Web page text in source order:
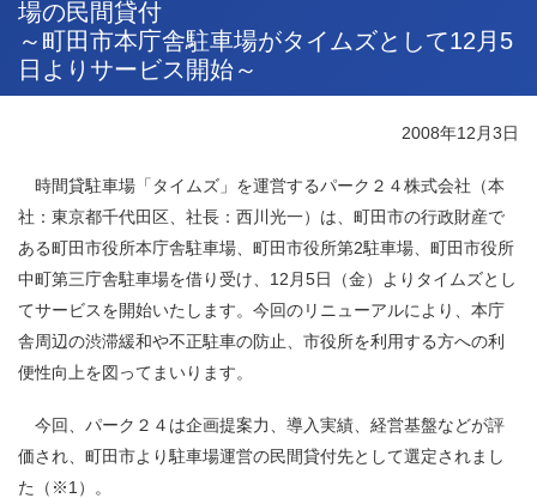
場の民間貸付
～町田市本庁舎駐車場がタイムズとして12月5
日よりサービス開始～
2008年12月3日
時間貸駐車場「タイムズ」を運営するパーク２４株式会社 （本
社：東京都千代田区、社長：西川光一） は、町田市の行政財産で
ある町田市役所本庁舎駐車場、 町田市役所第2駐車場、町田市役所
中町第三庁舎駐車場を借り受け、 12 月5日（金）よりタイムズとし
てサービスを開始いたします。今回のリニューアルにより、本庁
舎周辺の渋滞緩和や不正駐車の防止、市役所を利用する方への利
便性向上を図ってまいります。
今回、パーク２４は企画提案力、導入実績、経営基盤などが評
価され、町田市より駐車場運営の民間貸付先として選定されまし
た
（ ※1 ）
。